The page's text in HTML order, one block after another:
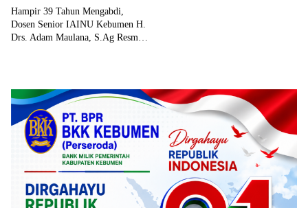
Hampir 39 Tahun Mengabdi,
Dosen Senior IAINU Kebumen H.
Drs. Adam Maulana, S.Ag Resmi